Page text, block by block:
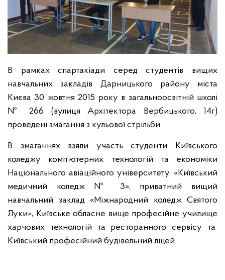
В рамках спартакіади серед студентів вищих
навчальних закладів Дарницького району міста
Києва 30 жовтня 2015 року в загальноосвітній школі
№ 266 (вулиця Архітектора Вербицького, 14г)
проведені змагання з кульової стрільби.
В змаганнях взяли участь студенти Київського
коледжу комп’ютерних технологій та економіки
Національного авіаційного університету, «Київський
медичний коледж № 3», приватний вищий
навчальний заклад «Міжнародний коледж Святого
Луки», Київське обласне вище професійне училище
харчових технологій та ресторанного сервісу та
Київський професійний будівельний ліцей.